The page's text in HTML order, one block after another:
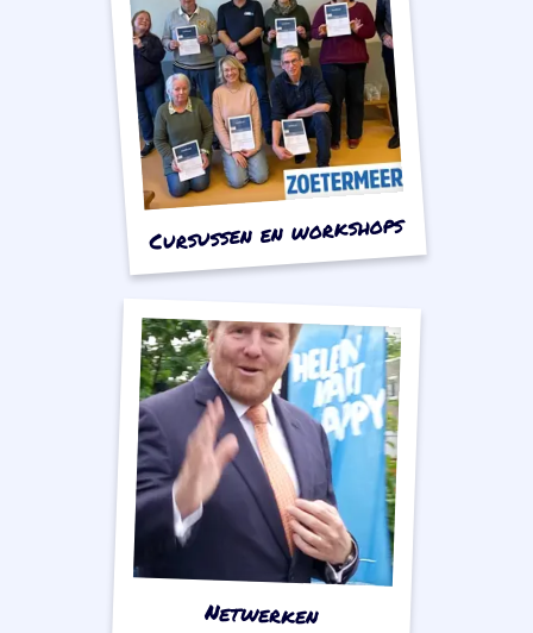
Cursussen en workshops
Netwerken